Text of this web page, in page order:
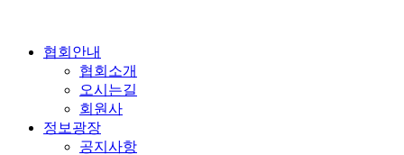
협회안내
협회소개
오시는길
회원사
정보광장
공지사항